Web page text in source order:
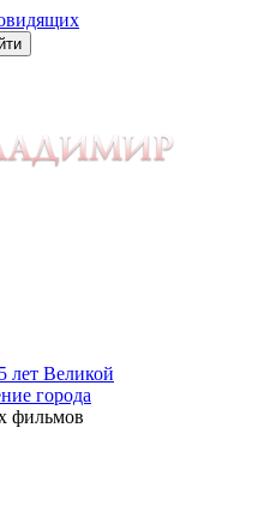
лет Великой
города
фильмов